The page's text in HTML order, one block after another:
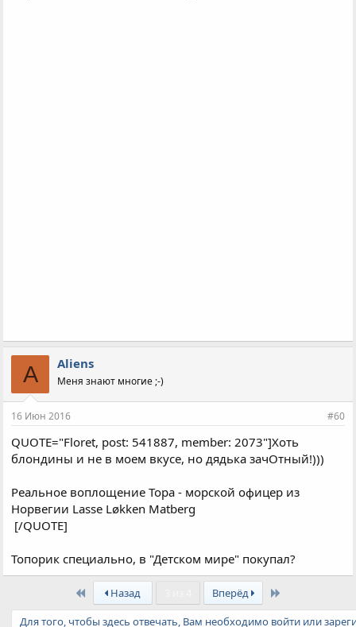
A Aliens
Меня знают многие ;-)
16 Июн 2016 #60
QUOTE="Floret, post: 541887, member: 2073"]Хоть
блондины и не в моем вкусе, но дядька зачОтный!)))
Реальное воплощение Тора - морской офицер из
Норвегии Lasse Løkken Matberg
[/QUOTE]
Топорик специально, в "Детском мире" покупал?
First Назад Вперёд
Для того, чтобы здесь отвечать, Вам необходимо войти или